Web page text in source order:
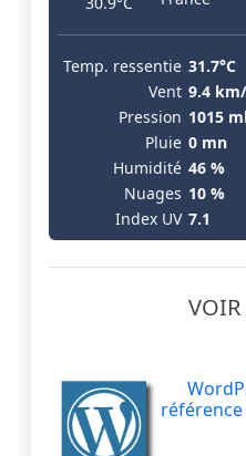
Temp. ressentie 31.7°C
Vent 9.4
Pression 1015
Pluie 0 mn
Humidité 46 %
Nuages 10 %
Index UV 7.1
VOIR